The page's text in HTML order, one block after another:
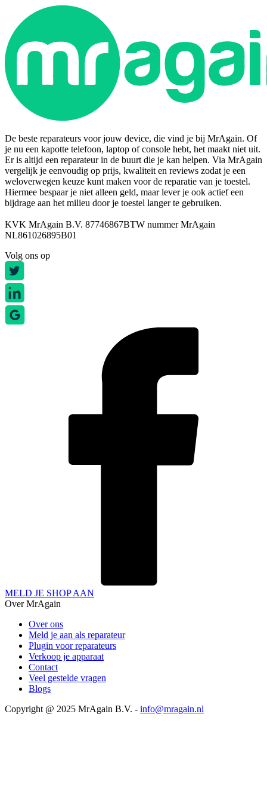
De beste reparateurs voor jouw device, die vind je bij MrAgain. Of
je nu een kapotte telefoon, laptop of console hebt, het maakt niet uit.
Er is altijd een reparateur in de buurt die je kan helpen. Via MrAgain
vergelijk je eenvoudig op prijs, kwaliteit en reviews zodat je een
weloverwegen keuze kunt maken voor de reparatie van je toestel.
Hiermee bespaar je niet alleen geld, maar lever je ook actief een
bijdrage aan het milieu door je toestel langer te gebruiken.
KVK MrAgain B.V. 87746867BTW nummer MrAgain
NL861026895B01
Volg ons op
MELD JE SHOP AAN
Over MrAgain
Over ons
Meld je aan als reparateur
Plugin voor reparateurs
Verkoop je apparaat
Contact
Veel gestelde vragen
Blogs
Copyright @ 2025 MrAgain B.V. - info@mragain.nl